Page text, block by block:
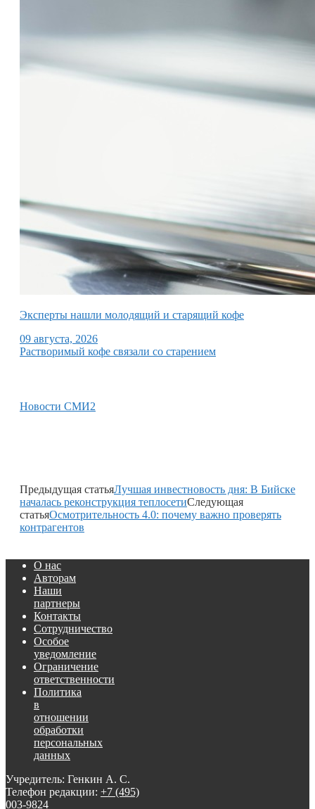
Эксперты нашли молодящий и старящий кофе
09 августа, 2026
Растворимый кофе связали со старением
Новости СМИ2
Предыдущая статьяЛучшая инвестновость дня: В Бийске
началась реконструкция теплосетиСледующая
статьяОсмотрительность 4.0: почему важно проверять
контрагентов
О нас
Авторам
Наши
партнеры
Контакты
Сотрудничество
Особое
уведомление
Ограничение
ответственности
Политика
в
отношении
обработки
персональных
данных
Учредитель: Генкин А. С.
Телефон редакции: +7 (495)
003-9824